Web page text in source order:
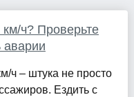
км/ч? Проверьте
аварии
ч – штука не просто
Ездить с